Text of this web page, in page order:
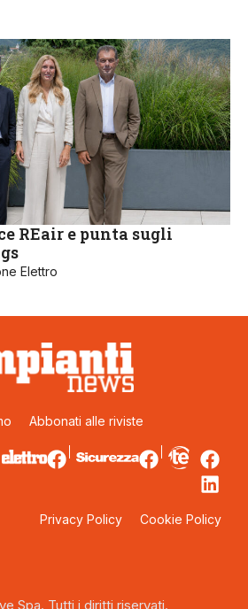
REair e punta sugli
Elettro
Abbonati alle riviste
Privacy Policy Cookie Policy
Spa. Tutti i diritti riservati.